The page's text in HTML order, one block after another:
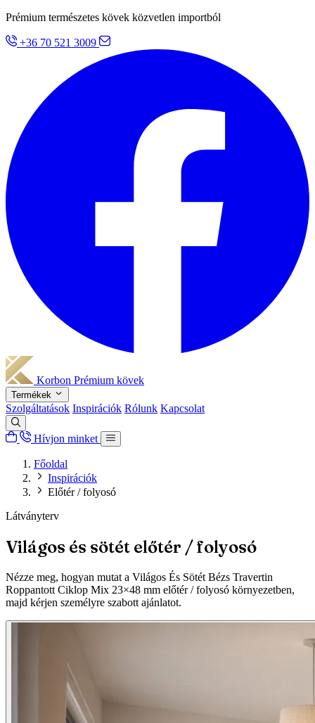
Prémium természetes kövek közvetlen importból
+36 70 521 3009
Korbon Prémium kövek
Termékek
Szolgáltatások Inspirációk Rólunk Kapcsolat
Hívjon minket
Főoldal
Inspirációk
Előtér / folyosó
Látványterv
Világos és sötét előtér / folyosó
Nézze meg, hogyan mutat a Világos És Sötét Bézs Travertin
Roppantott Ciklop Mix 23×48 mm előtér / folyosó környezetben,
majd kérjen személyre szabott ajánlatot.